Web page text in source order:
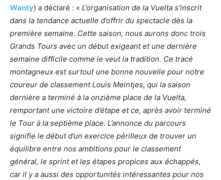
Wanty) a déclaré : « L’organisation de la Vuelta s’inscrit
dans la tendance actuelle d’offrir du spectacle dès la
première semaine. Cette saison, nous aurons donc trois
Grands Tours avec un début exigeant et une dernière
semaine difficile comme le veut la tradition. Ce tracé
montagneux est surtout une bonne nouvelle pour notre
coureur de classement Louis Meintjes, qui la saison
dernière a terminé à la onzième place de la Vuelta,
remportant une victoire d’étape et ce, après avoir terminé
le Tour à la septième place. L’annonce du parcours
signifie le début d’un exercice périlleux de trouver un
équilibre entre nos ambitions pour le classement
général, le sprint et les étapes propices aux échappés,
car il y a aussi des opportunités intéressantes pour nos